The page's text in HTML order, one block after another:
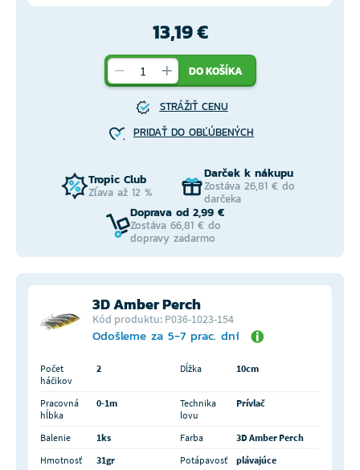
13,19 €
DO KOŠÍKA
STRÁŽIŤ CENU
PRIDAŤ DO OBĽÚBENÝCH
Tropic Club
Zľava až 12 %
Darček k nákupu
Zostáva 26,81 € do
darčeka
Doprava od 2,99 €
Zostáva 66,81 € do
dopravy zadarmo
3D Amber Perch
Kód produktu: P036-1023-154
Odošleme za 5-7 prac. dní
Počet
háčikov
2 Dĺžka 10cm
Pracovná
hĺbka
0-1m
Technika
lovu
Prívlač
Balenie 1ks Farba
3D Amber Perch
Hmotnosť
31gr Potápavosť plávajúce